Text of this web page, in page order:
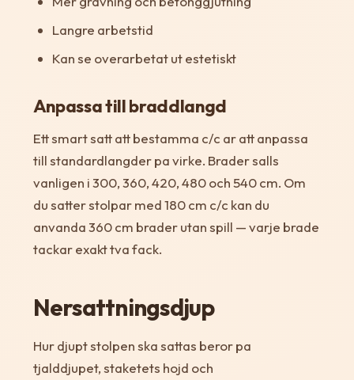
Langre arbetstid
Kan se overarbetat ut estetiskt
Anpassa till braddlangd
Ett smart satt att bestamma c/c ar att anpassa
till standardlangder pa virke. Brader salls
vanligen i 300, 360, 420, 480 och 540 cm. Om
du satter stolpar med 180 cm c/c kan du
anvanda 360 cm brader utan spill — varje brade
tackar exakt tva fack.
Nersattningsdjup
Hur djupt stolpen ska sattas beror pa
tjalddjupet, staketets hojd och